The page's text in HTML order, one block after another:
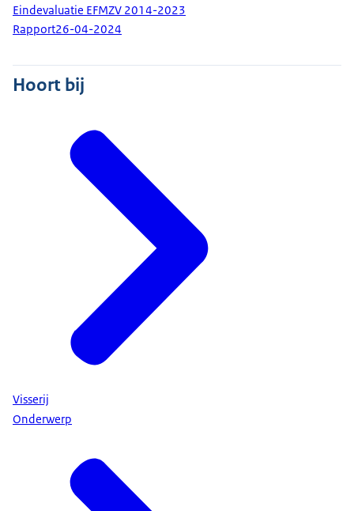
Eindevaluatie EFMZV 2014-2023
Rapport26-04-2024
Hoort bij
Visserij
Onderwerp